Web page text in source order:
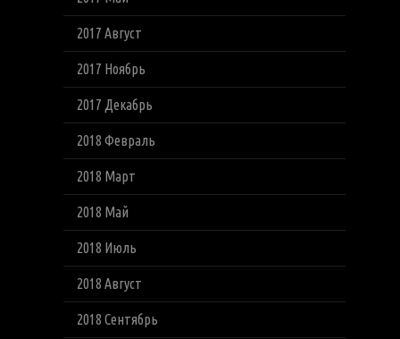
2017 Август
2017 Ноябрь
2017 Декабрь
2018 Февраль
2018 Март
2018 Май
2018 Июль
2018 Август
2018 Сентябрь